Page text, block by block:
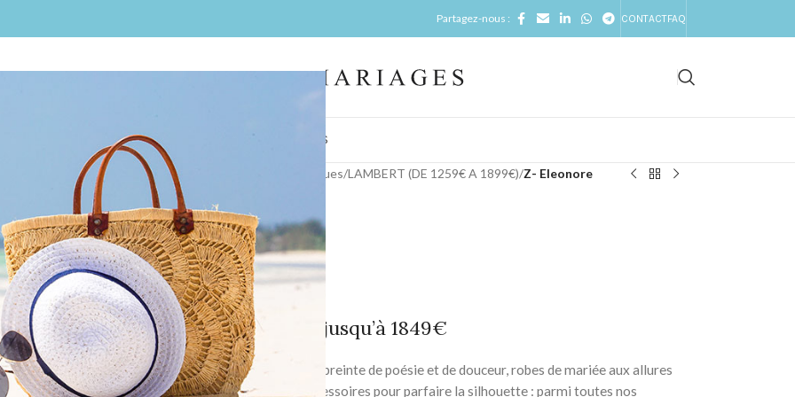
Partagez-nous : CONTACTFAQ
LA BOUTIQUE COIFFES
Accueil Nos marques/LAMBERT (DE 1259€ A 1899€)/Z- Eleonore
Z- Eleonore
À partir de 1599€ jusqu’à 1849€
Nouvelle collection empreinte de poésie et de douceur, robes de mariée aux allures
intemporelles, jolis accessoires pour parfaire la silhouette : parmi toutes nos